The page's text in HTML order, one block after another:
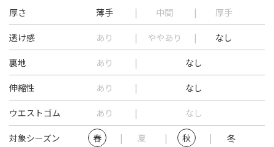
厚さ 薄手 中間 厚手
透け感 あり ややあり なし
裏地 あり なし
伸縮性 あり なし
ウエストゴム あり なし
対象シーズン 春 夏 秋 冬